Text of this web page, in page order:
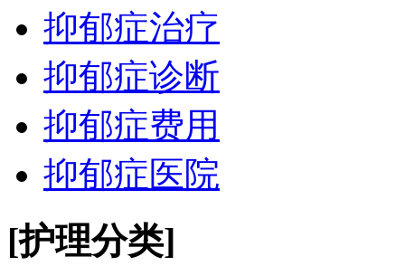
抑郁症治疗
抑郁症诊断
抑郁症费用
抑郁症医院
[护理分类]